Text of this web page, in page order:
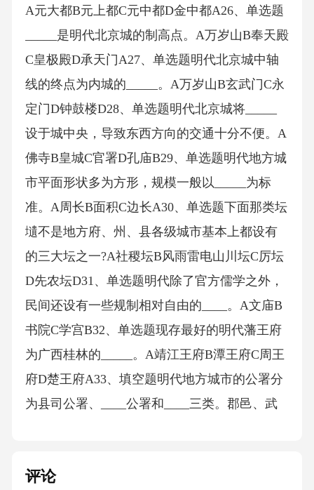
A元大都B元上都C元中都D金中都A26、单选题
_____是明代北京城的制高点。A万岁山B奉天殿
C皇极殿D承天门A27、单选题明代北京城中轴
线的终点为内城的_____。A万岁山B玄武门C永
定门D钟鼓楼D28、单选题明代北京城将_____
设于城中央，导致东西方向的交通十分不便。A
佛寺B皇城C官署D孔庙B29、单选题明代地方城
市平面形状多为方形，规模一般以_____为标
准。A周长B面积C边长A30、单选题下面那类坛
壝不是地方府、州、县各级城市基本上都设有
的三大坛之一?A社稷坛B风雨雷电山川坛C厉坛
D先农坛D31、单选题明代除了官方儒学之外，
民间还设有一些规制相对自由的____。A文庙B
书院C学宫B32、单选题现存最好的明代藩王府
为广西桂林的_____。A靖江王府B潭王府C周王
府D楚王府A33、填空题明代地方城市的公署分
为县司公署、____公署和____三类。郡邑、武
5、填空题明代北京城中的住宅以____为主。四
评论